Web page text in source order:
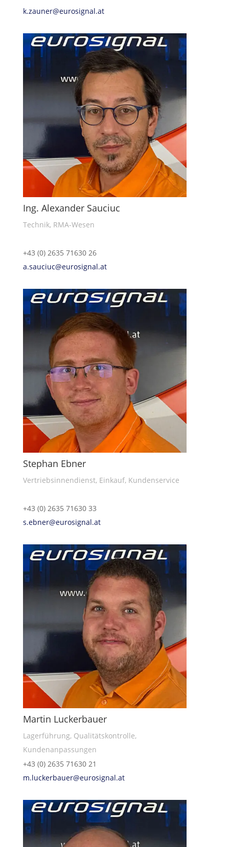
k.zauner@eurosignal.at
Ing. Alexander Sauciuc
Technik, RMA-Wesen
+43 (0) 2635 71630 26
a.sauciuc@eurosignal.at
Stephan Ebner
Vertriebsinnendienst, Einkauf, Kundenservice
+43 (0) 2635 71630 33
s.ebner@eurosignal.at
Martin Luckerbauer
Lagerführung, Qualitätskontrolle,
Kundenanpassungen
+43 (0) 2635 71630 21
m.luckerbauer@eurosignal.at